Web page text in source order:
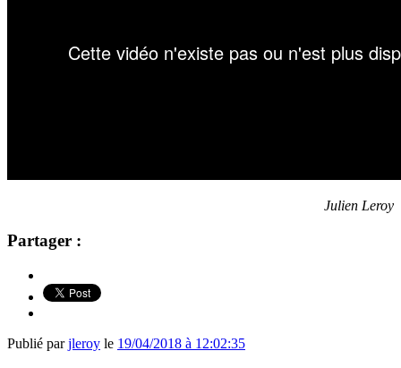
Julien Leroy
Partager :
Publié parjleroy le 19/04/2018 à 12:02:35